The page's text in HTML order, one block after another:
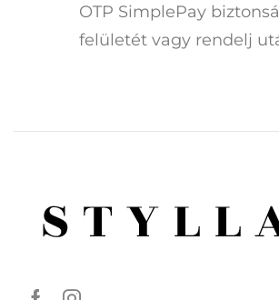
OTP SimplePay
felületét vagy rendelj